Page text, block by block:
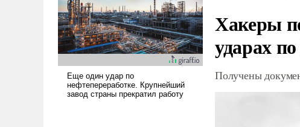
означает многолетний период
уязвимости США, например,
перед Китаем.
Хакеры
ударах
Получены